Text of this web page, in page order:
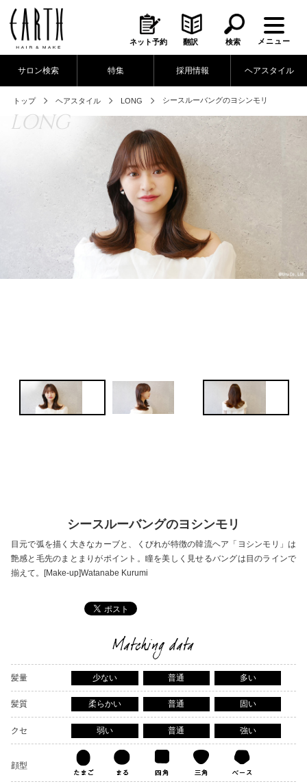
ネット予約 翻訳 検索 メニュー
サロン検索 特集 採用情報 ヘアスタイル
トップ ヘアスタイル LONG シースルーバングのヨシンモリ
LONG
シースルーバングのヨシンモリ
目元で弧を描く大きなカーブと、くびれが特徴の韓流ヘア「ヨシンモリ」は
艶感と毛先のまとまりがポイント。瞳を美しく見せるバングは目のラインで
揃えて。[Make-up]Watanabe Kurumi
Matching data
髪量 少ない 普通 多い
髪質 柔らかい 普通 固い
クセ 弱い 普通 強い
顔型